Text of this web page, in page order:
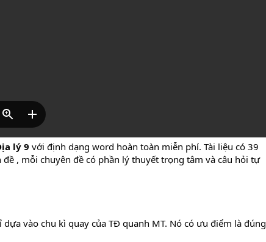
lý 9 với định dạng word hoàn toàn miễn phí. Tài liệu có 39
, mỗi chuyên đề có phần lý thuyết trọng tâm và câu hỏi tự
vào chu kì quay của TĐ quanh MT. Nó có ưu điểm là đúng